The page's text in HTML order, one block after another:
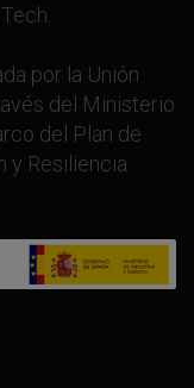
por la Unión
del Ministerio
del Plan de
y Resiliencia.